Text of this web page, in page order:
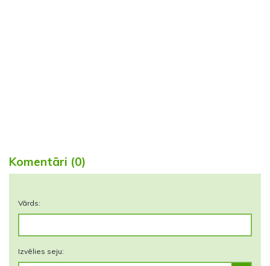
Komentāri (0)
Vārds:
Izvēlies seju: